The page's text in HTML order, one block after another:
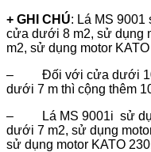
+ GHI CHÚ: Lá MS 9001
cửa dưới 8 m2, sử dụng
m2, sử dụng motor
– Đối với cửa dưới
dưới 7 m thì cộng thêm
– Lá MS 9001i sử
dưới 7 m2, sử dụng
sử dụng motor KATO